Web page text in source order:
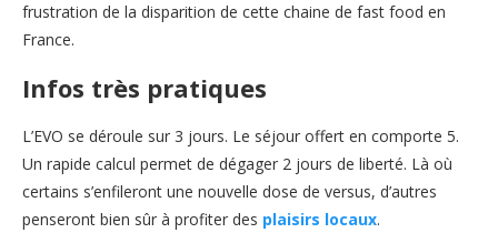
frustration de la disparition de cette chaine de fast food en
France.
Infos très pratiques
L’EVO se déroule sur 3 jours. Le séjour offert en comporte 5.
Un rapide calcul permet de dégager 2 jours de liberté. Là où
certains s’enfileront une nouvelle dose de versus, d’autres
penseront bien sûr à profiter des plaisirs locaux.